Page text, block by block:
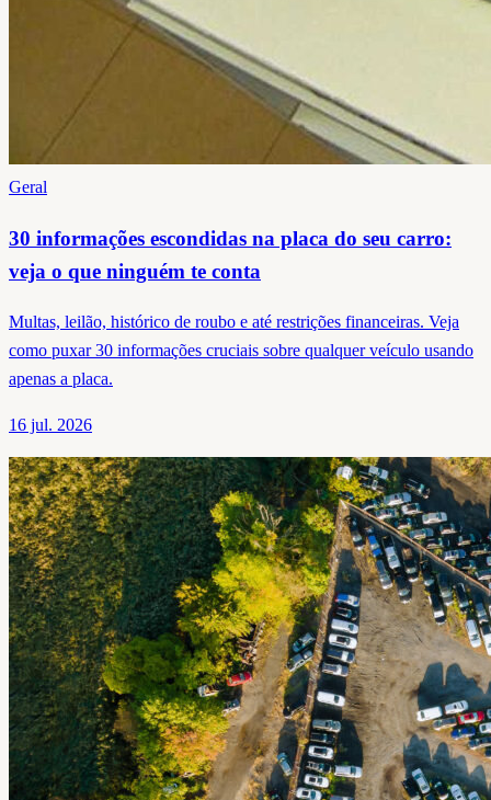
Geral
30 informações escondidas na placa do seu carro:
veja o que ninguém te conta
Multas, leilão, histórico de roubo e até restrições financeiras. Veja
como puxar 30 informações cruciais sobre qualquer veículo usando
apenas a placa.
16 jul. 2026